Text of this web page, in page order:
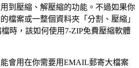
到壓縮、解壓縮的功能。不過如果你
檔案或一整個資料夾「分割、壓縮」
時，該如何使用7-ZIP免費壓縮軟體
能會用在你需要用EMAIL郵寄大檔案